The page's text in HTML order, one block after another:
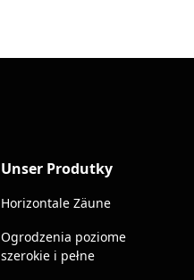
Unser Produtky
Horizontale Zäune
Ogrodzenia poziome
szerokie i pełne